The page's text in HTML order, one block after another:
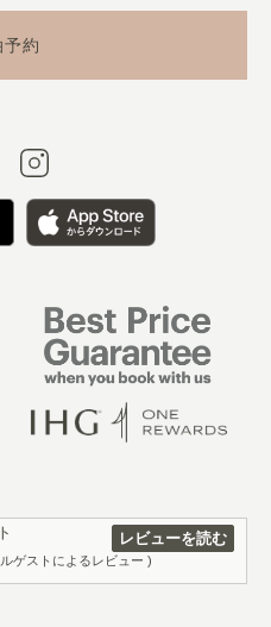
約
ゲストによるレビュー )
レビューを読む